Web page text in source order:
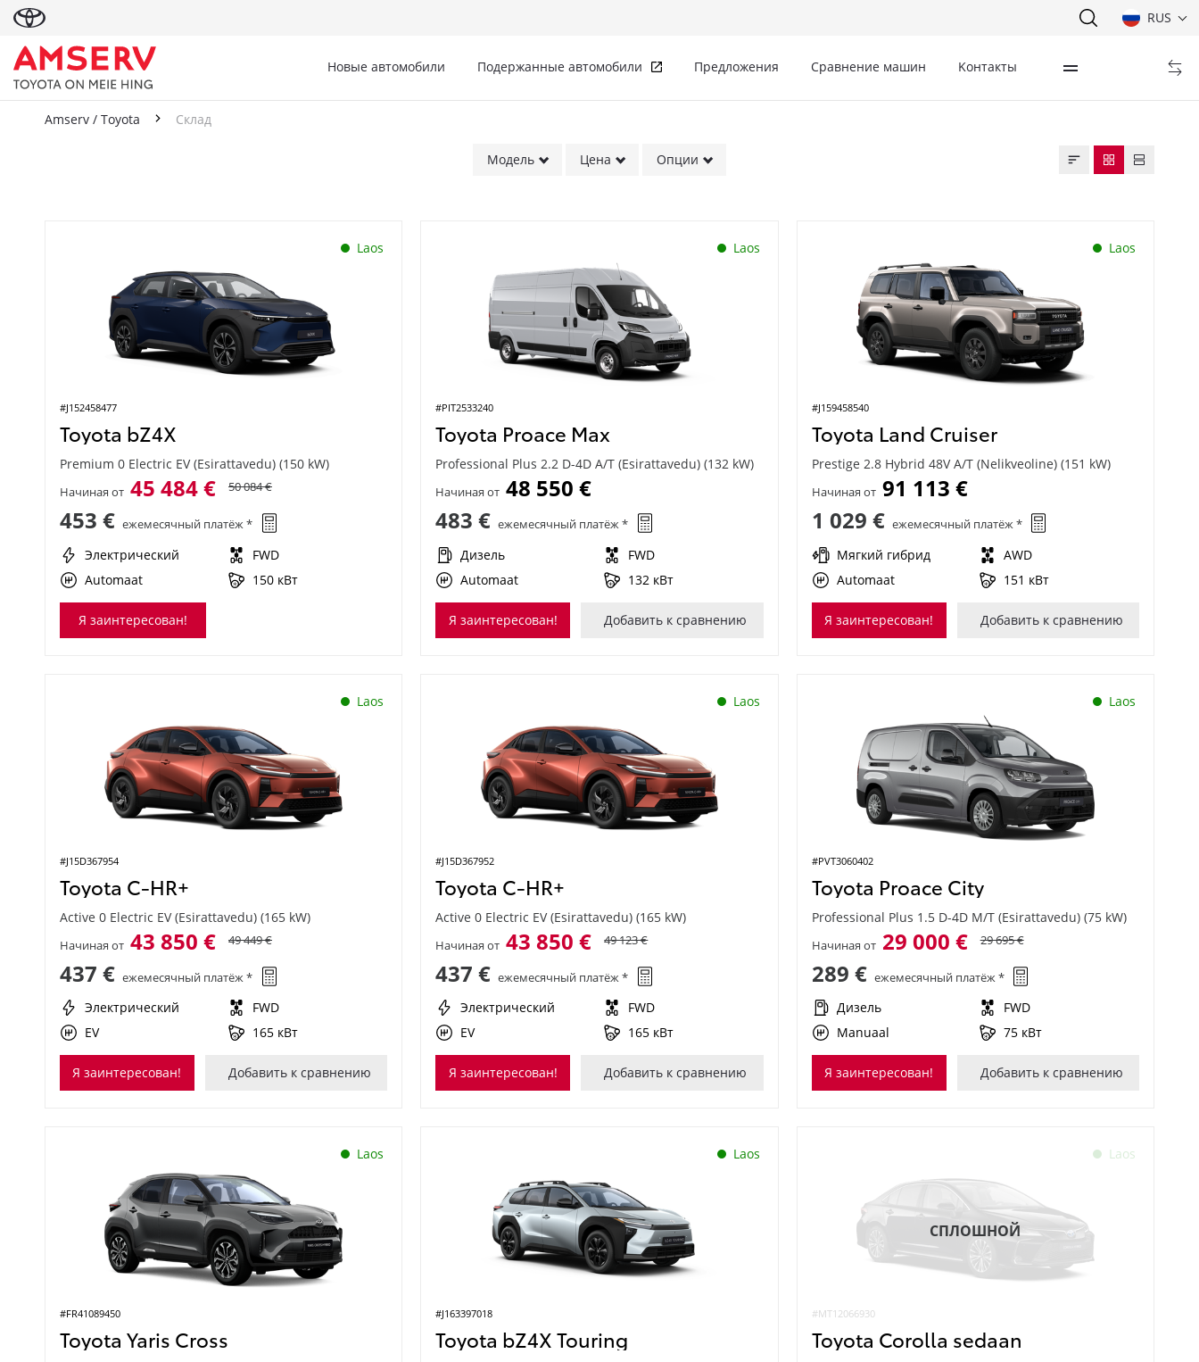
RUS
Новые автомобили Подержанные автомобили Предложения Сравнение машин Kонтакты
Amserv / Toyota Склад
Модель Цена Опции
Laos
#J152458477
Toyota bZ4X
Premium 0 Electric EV (Esirattavedu) (150 kW)
Начиная от 45 484 € 50 084 €
453 € ежемесячный платёж *
Электрический
FWD
Automaat
150 кВт
Я заинтересован!
Laos
#PIT2533240
Toyota Proace Max
Professional Plus 2.2 D-4D A/T (Esirattavedu) (132 kW)
Начиная от 48 550 €
483 € ежемесячный платёж *
Дизель
FWD
Automaat
132 кВт
Я заинтересован! Добавить к сравнению
Laos
#J159458540
Toyota Land Cruiser
Prestige 2.8 Hybrid 48V A/T (Nelikveoline) (151 kW)
Начиная от 91 113 €
1 029 € ежемесячный платёж *
Мягкий гибрид
AWD
Automaat
151 кВт
Я заинтересован! Добавить к сравнению
Laos
#J15D367954
Toyota C-HR+
Active 0 Electric EV (Esirattavedu) (165 kW)
Начиная от 43 850 € 49 449 €
437 € ежемесячный платёж *
Электрический
FWD
EV
165 кВт
Я заинтересован! Добавить к сравнению
Laos
#J15D367952
Toyota C-HR+
Active 0 Electric EV (Esirattavedu) (165 kW)
Начиная от 43 850 € 49 123 €
437 € ежемесячный платёж *
Электрический
FWD
EV
165 кВт
Я заинтересован! Добавить к сравнению
Laos
#PVT3060402
Toyota Proace City
Professional Plus 1.5 D-4D M/T (Esirattavedu) (75 kW)
Начиная от 29 000 € 29 695 €
289 € ежемесячный платёж *
Дизель
FWD
Manuaal
75 кВт
Я заинтересован! Добавить к сравнению
Laos
#FR41089450
Toyota Yaris Cross
Laos
#J163397018
Toyota bZ4X Touring
Laos
#MT12066930
СПЛОШНОЙ
Toyota Corolla sedaan